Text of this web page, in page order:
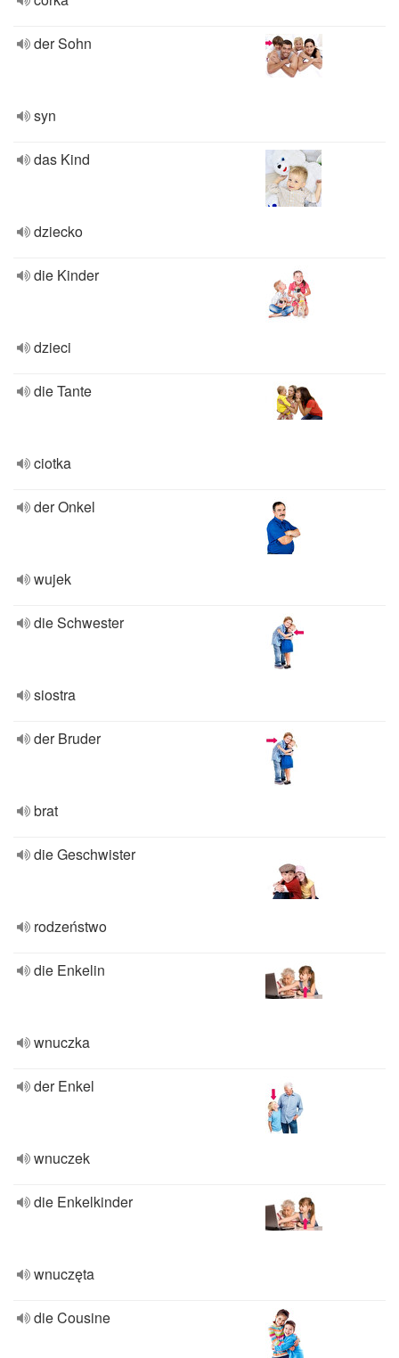
der Sohn
syn
das Kind
dziecko
die Kinder
dzieci
die Tante
ciotka
der Onkel
wujek
die Schwester
siostra
der Bruder
brat
die Geschwister
rodzeństwo
die Enkelin
wnuczka
der Enkel
wnuczek
die Enkelkinder
wnuczęta
die Cousine